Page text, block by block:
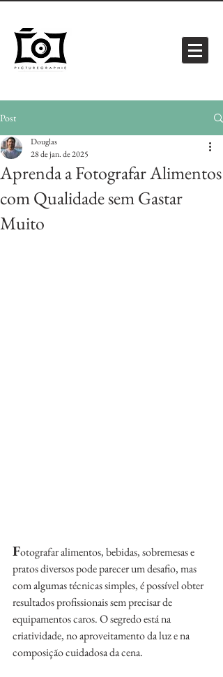
Post
Aprenda a Fotografar Alimentos
com Qualidade sem Gastar
Muito
Douglas
28 de jan. de 2025
Fotografar alimentos, bebidas, sobremesas e
pratos diversos pode parecer um desafio, mas
com algumas técnicas simples, é possível obter
resultados profissionais sem precisar de
equipamentos caros. O segredo está na
criatividade, no aproveitamento da luz e na
composição cuidadosa da cena.